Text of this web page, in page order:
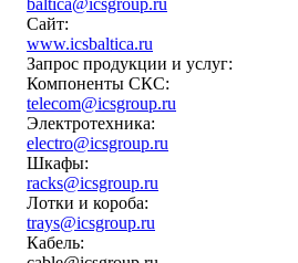
Сайт:
www.icsbaltica.ru
Запрос продукции и услуг:
Компоненты СКС:
telecom@icsgroup.ru
Электротехника:
electro@icsgroup.ru
Шкафы:
racks@icsgroup.ru
Лотки и короба:
trays@icsgroup.ru
Кабель: